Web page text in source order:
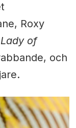
Roxy
of
och